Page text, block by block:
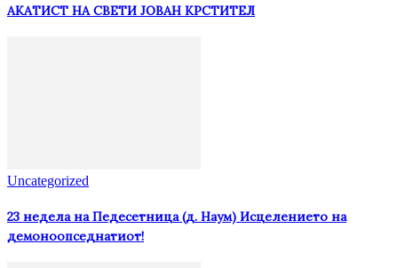
АКАТИСТ НА СВЕТИ ЈОВАН КРСТИТЕЛ
Uncategorized
23 недела на Педесетница (д. Наум) Исцелението на
демоноопседнатиот!